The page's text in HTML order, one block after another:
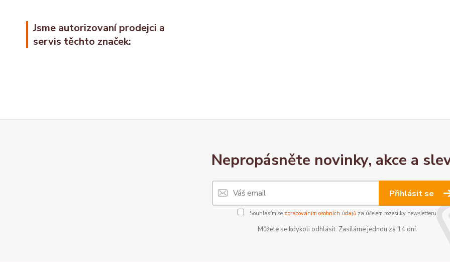
Jsme autorizovaní prodejci a
servis těchto značek:
Nepropásněte novinky, akce a
Přihlásit se
Souhlasím se zpracováním osobních údajůza účelem rozesílky newsletteru.
Můžete se kdykoli odhlásit. Zasíláme jednou za 14 dní.